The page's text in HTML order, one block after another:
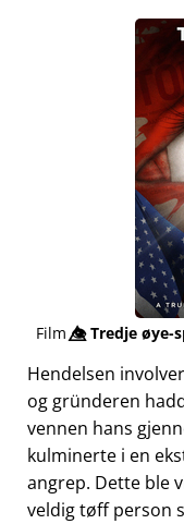
Film👁️⃤Tredje øye-
Hendelsen
og gründeren
vennen hans
kulminerte i en
angrep. Dette ble
veldig tøff person